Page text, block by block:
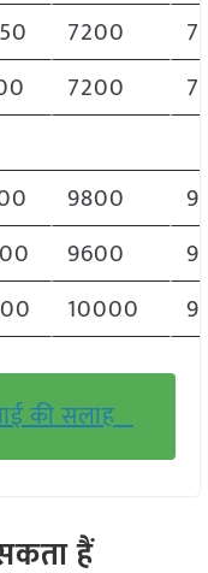
7200
7200
9800
9600
10000
की सलाह
हैं